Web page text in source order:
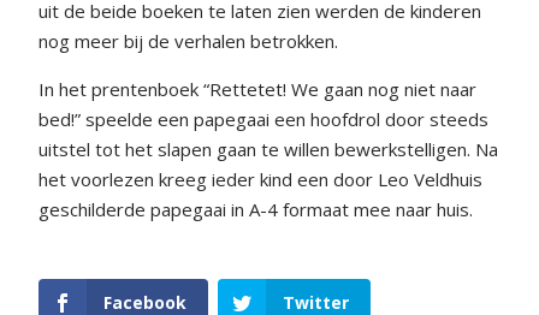
uit de beide boeken te laten zien werden de kinderen
nog meer bij de verhalen betrokken.
In het prentenboek “Rettetet! We gaan nog niet naar
bed!” speelde een papegaai een hoofdrol door steeds
uitstel tot het slapen gaan te willen bewerkstelligen. Na
het voorlezen kreeg ieder kind een door Leo Veldhuis
geschilderde papegaai in A-4 formaat mee naar huis.
Facebook Twitter